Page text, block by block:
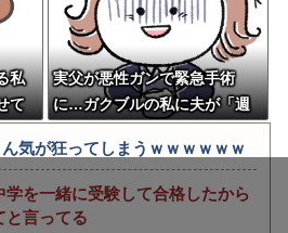
私
て
額
ー
ｗ
実父が悪性ガンで緊急手術
に…ガクブルの私に夫が「週
る？」私「行けない」と答え
ると、夫から返ってきた信じ
られない一言←子どもたちの
ん気が狂ってしまうｗｗｗｗｗｗ
を一緒に受験して合格したから
と言ってる